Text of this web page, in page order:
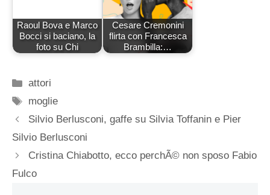
Raoul Bova e Marco
Bocci si baciano, la
foto su Chi
Cesare Cremonini
flirta con Francesca
Brambilla:…
Categorie
attori
Tag
moglie
Silvio Berlusconi, gaffe su Silvia Toffanin e Pier
Silvio Berlusconi
Cristina Chiabotto, ecco perchÃ© non sposo Fabio
Fulco